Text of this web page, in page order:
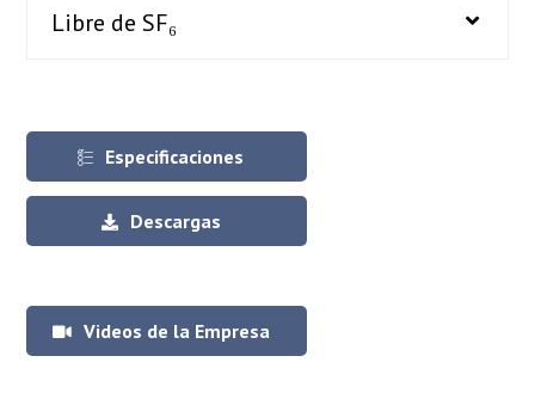
Libre de SF₆
Especificaciones
Descargas
Videos de la Empresa